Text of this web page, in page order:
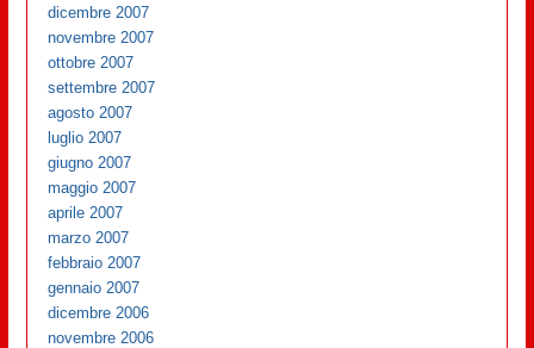
dicembre 2007
novembre 2007
ottobre 2007
settembre 2007
agosto 2007
luglio 2007
giugno 2007
maggio 2007
aprile 2007
marzo 2007
febbraio 2007
gennaio 2007
dicembre 2006
novembre 2006